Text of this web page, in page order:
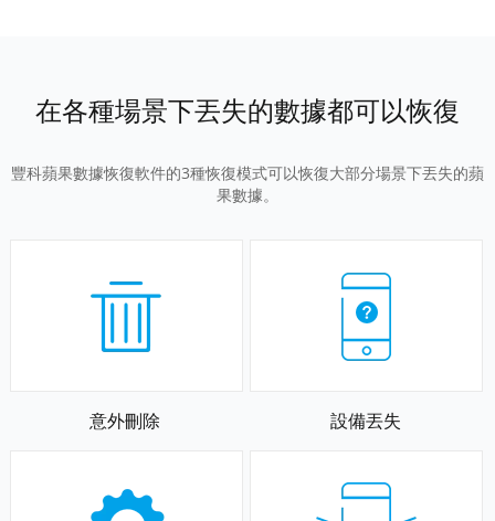
在各種場景下丟失的數據都可以恢復
豐科蘋果數據恢復軟件的3種恢復模式可以恢復大部分場景下丟失的蘋
果數據。
意外刪除 設備丟失